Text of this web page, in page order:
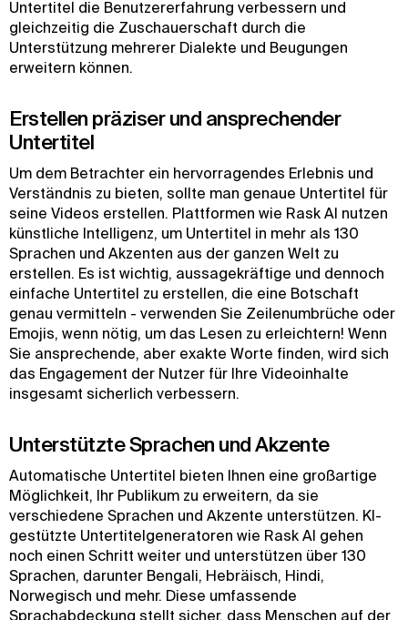
Untertitel die Benutzererfahrung verbessern und
gleichzeitig die Zuschauerschaft durch die
Unterstützung mehrerer Dialekte und Beugungen
erweitern können.
Erstellen präziser und ansprechender
Untertitel
Um dem Betrachter ein hervorragendes Erlebnis und
Verständnis zu bieten, sollte man genaue Untertitel für
seine Videos erstellen. Plattformen wie Rask AI nutzen
künstliche Intelligenz, um Untertitel in mehr als 130
Sprachen und Akzenten aus der ganzen Welt zu
erstellen. Es ist wichtig, aussagekräftige und dennoch
einfache Untertitel zu erstellen, die eine Botschaft
genau vermitteln - verwenden Sie Zeilenumbrüche oder
Emojis, wenn nötig, um das Lesen zu erleichtern! Wenn
Sie ansprechende, aber exakte Worte finden, wird sich
das Engagement der Nutzer für Ihre Videoinhalte
insgesamt sicherlich verbessern.
Unterstützte Sprachen und Akzente
Automatische Untertitel bieten Ihnen eine großartige
Möglichkeit, Ihr Publikum zu erweitern, da sie
verschiedene Sprachen und Akzente unterstützen. KI-
gestützte Untertitelgeneratoren wie Rask AI gehen
noch einen Schritt weiter und unterstützen über 130
Sprachen, darunter Bengali, Hebräisch, Hindi,
Norwegisch und mehr. Diese umfassende
Sprachabdeckung stellt sicher, dass Menschen auf der